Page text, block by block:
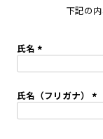
下記の
氏名
須
)
氏名（フリガナ）